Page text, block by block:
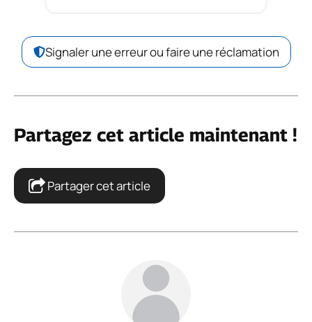
Signaler une erreur ou faire une réclamation
Partagez cet article maintenant !
Partager cet article